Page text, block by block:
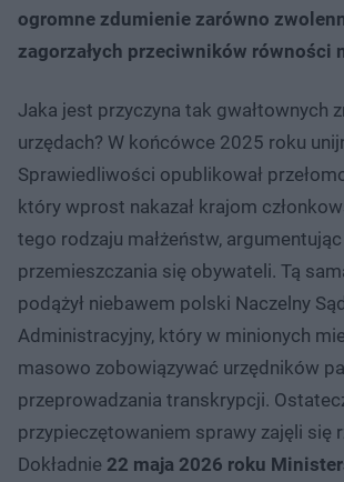
ogromne zdumienie zarówno
zagorzałych przeciwników równości
Jaka jest przyczyna tak gwałtownych
urzędach? W końcówce 2025 roku
Sprawiedliwości opublikował
który wprost nakazał krajom
tego rodzaju małżeństw,
przemieszczania się obywateli. Tą
podążył niebawem polski Naczelny Sąd
Administracyjny, który w minionych
masowo zobowiązywać urzędników
przeprowadzania transkrypcji.
przypieczętowaniem sprawy zajęli się
Dokładnie 22 maja 2026 roku